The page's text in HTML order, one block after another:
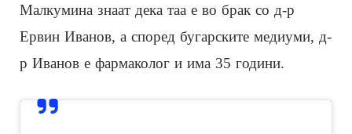
Малкумина знаат дека таа е во брак со д-р
Ервин Иванов, а според бугарските медиуми, д-
р Иванов е фармаколог и има 35 години.